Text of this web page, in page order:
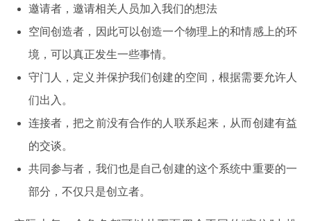
邀请者，邀请相关人员加入我们的想法
空间创造者，因此可以创造一个物理上的和情感上的环
境，可以真正发生一些事情。
守门人，定义并保护我们创建的空间，根据需要允许人
们出入。
连接者，把之前没有合作的人联系起来，从而创建有益
的交谈。
共同参与者，我们也是自己创建的这个系统中重要的一
部分，不仅只是创立者。